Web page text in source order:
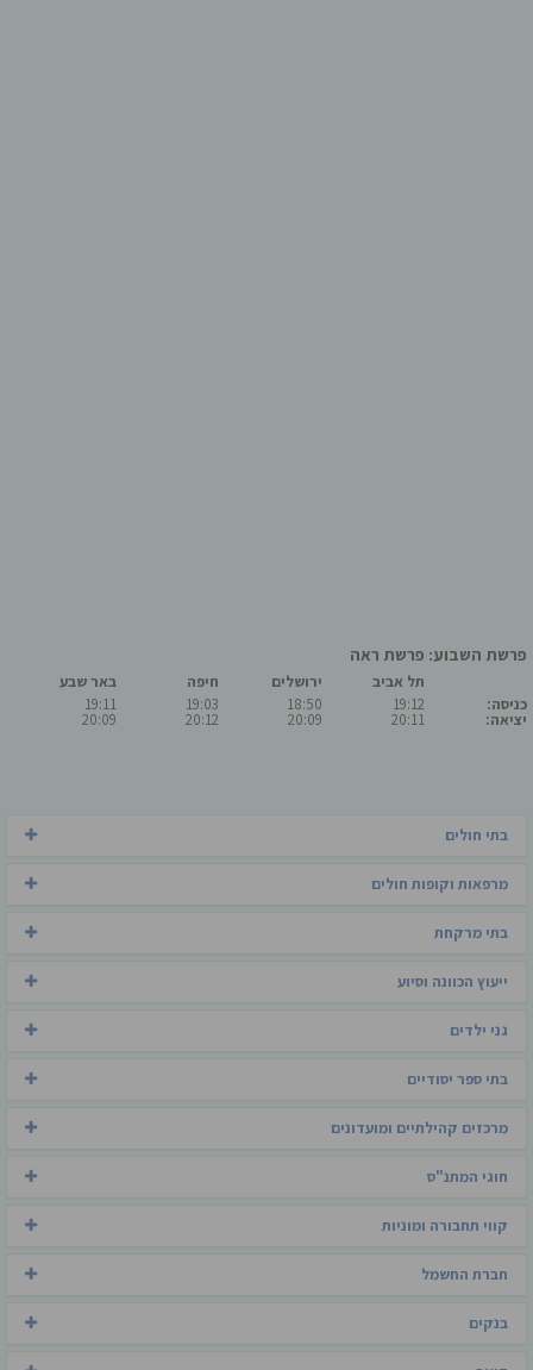
פרשת השבוע: פרשת ראה
כניסה:
יציאה:
תל אביב
19:12
20:11
ירושלים
18:50
20:09
חיפה
19:03
20:12
באר שבע
19:11
20:09
בתי חולים
מרפאות וקופות חולים
בתי מרקחת
ייעוץ הכוונה וסיוע
גני ילדים
בתי ספר יסודיים
מרכזים קהילתיים ומועדונים
חוגי המתנ"ס
קווי תחבורה ומוניות
חברת החשמל
בנקים